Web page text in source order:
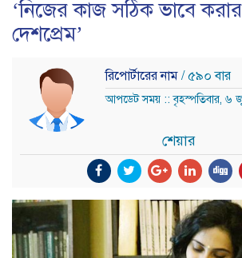
‘নিজের কাজ সঠিক ভাবে
দেশপ্রেম’
রিপোর্টারের নাম / ৫৯০ বার
আপডেট সময় :: বৃহস্পতিবার, ৬
শেয়ার